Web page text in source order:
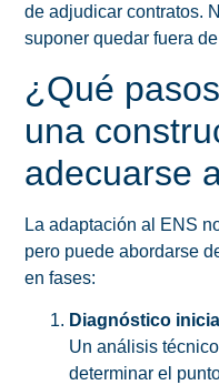
de adjudicar contratos.
suponer quedar fuera
¿Qué
una
adecuarse
La adaptación al ENS
pero puede abordarse
en fases:
Diagnóstico inicial
Un análisis
determinar el